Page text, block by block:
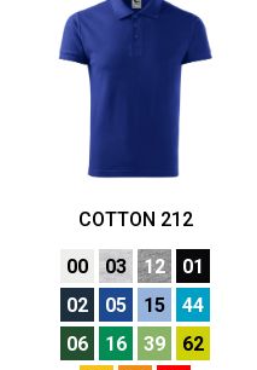
COTTON 212
00 03 12
01
02
05 15
44
06
16 39
62